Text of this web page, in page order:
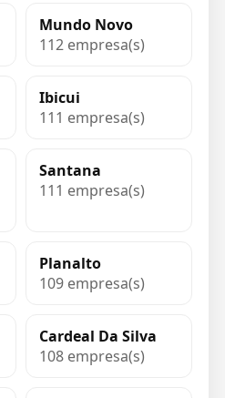
Mundo Novo
112 empresa(s)
Ibicui
111 empresa(s)
Santana
111 empresa(s)
Planalto
109 empresa(s)
Cardeal Da Silva
108 empresa(s)